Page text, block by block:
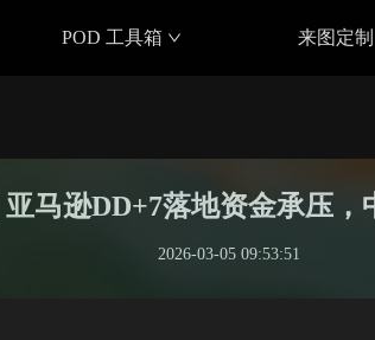
POD 工具箱 来图定制
马逊DD+7落地资金承压
2026-03-05 09:53:51